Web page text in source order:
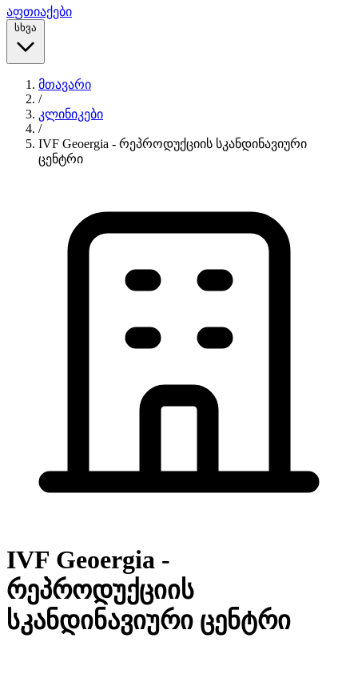
აფთიაქები
სხვა
მთავარი
/
კლინიკები
/
IVF Geoergia - რეპროდუქციის სკანდინავიური
ცენტრი
IVF Geoergia -
რეპროდუქციის
სკანდინავიური ცენტრი